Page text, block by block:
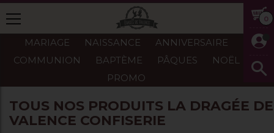
0
MARIAGE NAISSANCE
ANNIVERSAIRE
COMMUNION
BAPTÈME PÂQUES
NOËL
PROMO
TOUS NOS PRODUITS LA DRAGÉE DE
VALENCE CONFISERIE